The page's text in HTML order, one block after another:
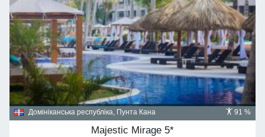
91 %
Домініканська республіка, Пунта Кана
Majestic Mirage 5*